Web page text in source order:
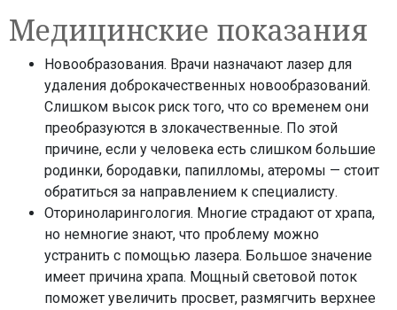
Медицинские показания
Новообразования. Врачи назначают лазер для
удаления доброкачественных новообразований.
Слишком высок риск того, что со временем они
преобразуются в злокачественные. По этой
причине, если у человека есть слишком большие
родинки, бородавки, папилломы, атеромы — стоит
обратиться за направлением к специалисту.
Оториноларингология. Многие страдают от храпа,
но немногие знают, что проблему можно
устранить с помощью лазера. Большое значение
имеет причина храпа. Мощный световой поток
поможет увеличить просвет, размягчить верхнее